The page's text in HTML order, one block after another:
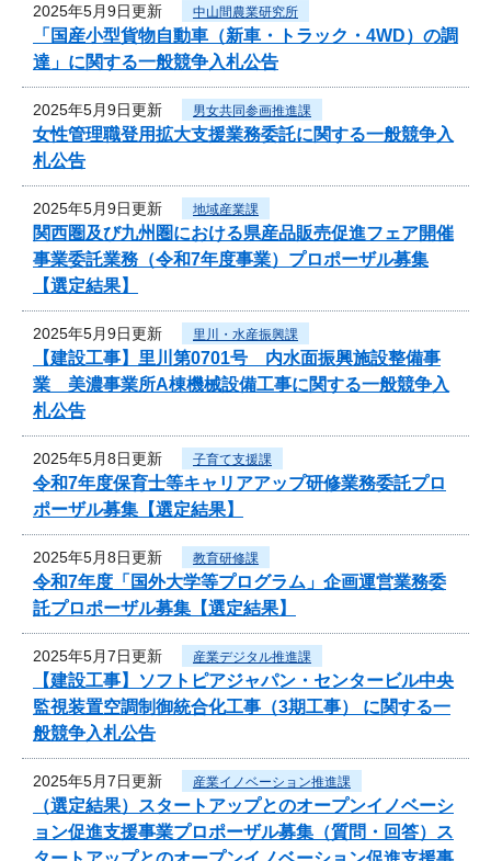
2025年5月9日更新 中山間農業研究所
「国産小型貨物自動車（新車・トラック・4WD）の調
達」に関する一般競争入札公告
2025年5月9日更新 男女共同参画推進課
女性管理職登用拡大支援業務委託に関する一般競争入
札公告
2025年5月9日更新 地域産業課
関西圏及び九州圏における県産品販売促進フェア開催
事業委託業務（令和7年度事業）プロポーザル募集
【選定結果】
2025年5月9日更新 里川・水産振興課
【建設工事】里川第0701号 内水面振興施設整備事
業 美濃事業所A棟機械設備工事に関する一般競争入
札公告
2025年5月8日更新 子育て支援課
令和7年度保育士等キャリアアップ研修業務委託プロ
ポーザル募集【選定結果】
2025年5月8日更新 教育研修課
令和7年度「国外大学等プログラム」企画運営業務委
託プロポーザル募集【選定結果】
2025年5月7日更新 産業デジタル推進課
【建設工事】ソフトピアジャパン・センタービル中央
監視装置空調制御統合化工事（3期工事） に関する一
般競争入札公告
2025年5月7日更新 産業イノベーション推進課
（選定結果）スタートアップとのオープンイノベーシ
ョン促進支援事業プロポーザル募集（質問・回答）ス